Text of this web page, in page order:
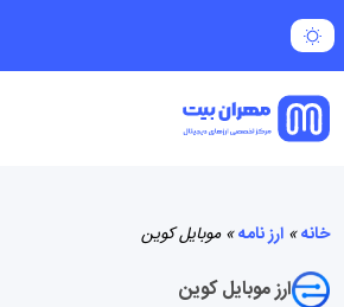
خانه» ارز نامه»موبایل کوین
ارز موبایل کوین